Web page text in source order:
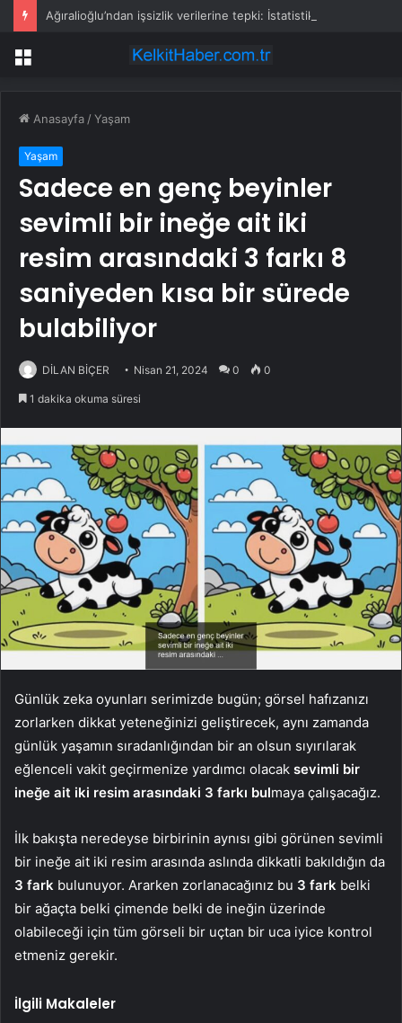
Menü
Anasayfa /Yaşam
Yaşam
Sadece en genç beyinler
sevimli bir ineğe ait iki
resim arasındaki 3 farkı 8
saniyeden kısa bir sürede
bulabiliyor
DİLAN BİÇER Nisan 21, 2024 0 0
1 dakika okuma süresi
Günlük zeka oyunları serimizde bugün; görsel hafızanızı
zorlarken dikkat yeteneğinizi geliştirecek, aynı zamanda
günlük yaşamın sıradanlığından bir an olsun sıyırılarak
eğlenceli vakit geçirmenize yardımcı olacak sevimli bir
ineğe ait iki resim arasındaki 3 farkı bulmaya çalışacağız.
İlk bakışta neredeyse birbirinin aynısı gibi görünen sevimli
bir ineğe ait iki resim arasında aslında dikkatli bakıldığın da
3 fark bulunuyor. Ararken zorlanacağınız bu 3 fark belki
bir ağaçta belki çimende belki de ineğin üzerinde
olabileceği için tüm görseli bir uçtan bir uca iyice kontrol
etmeniz gerekir.
İlgili Makaleler